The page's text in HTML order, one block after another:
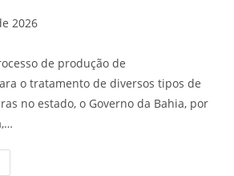
2026
de produção de
o tratamento de diversos tipos de
no estado, o Governo da Bahia, por